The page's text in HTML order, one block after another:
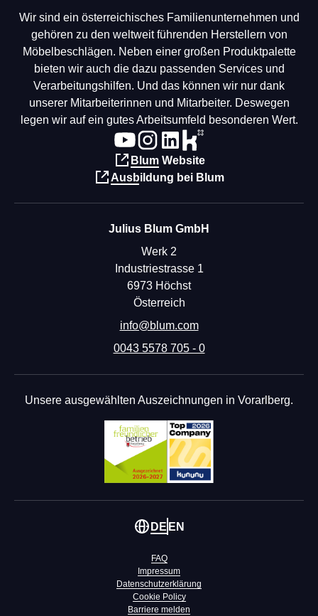
Wir sind ein österreichisches Familienunternehmen und
gehören zu den weltweit führenden Herstellern von
Möbelbeschlägen. Neben einer großen Produktpalette
bieten wir auch die dazu passenden Services und
Verarbeitungshilfen. Und das können wir nur dank
unserer Mitarbeiterinnen und Mitarbeiter. Deswegen
legen wir auf ein gutes Arbeitsumfeld besonderen Wert.
Blum Website
Ausbildung bei Blum
Julius Blum GmbH
Werk 2
Industriestrasse 1
6973 Höchst
Österreich
info@blum.com
0043 5578 705 - 0
Unsere ausgewählten Auszeichnungen in Vorarlberg.
DE EN
FAQ
Impressum
Datenschutzerklärung
Cookie Policy
Barriere melden